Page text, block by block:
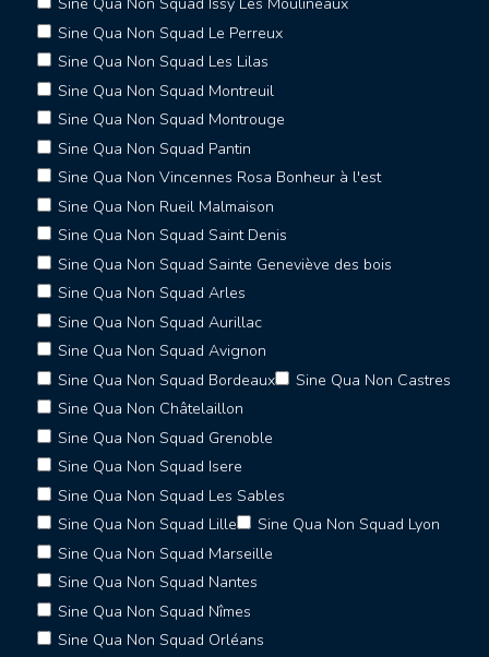
Sine Qua Non Squad Le Perreux
Sine Qua Non Squad Les Lilas
Sine Qua Non Squad Montreuil
Sine Qua Non Squad Montrouge
Sine Qua Non Squad Pantin
Sine Qua Non Vincennes Rosa Bonheur à l'est
Sine Qua Non Rueil Malmaison
Sine Qua Non Squad Saint Denis
Sine Qua Non Squad Sainte Geneviève des bois
Sine Qua Non Squad Arles
Sine Qua Non Squad Aurillac
Sine Qua Non Squad Avignon
Sine Qua Non Squad Bordeaux
Sine Qua Non Castres
Sine Qua Non Châtelaillon
Sine Qua Non Squad Grenoble
Sine Qua Non Squad Isere
Sine Qua Non Squad Les Sables
Sine Qua Non Squad Lille
Sine Qua Non Squad Lyon
Sine Qua Non Squad Marseille
Sine Qua Non Squad Nantes
Sine Qua Non Squad Nîmes
Sine Qua Non Squad Orléans